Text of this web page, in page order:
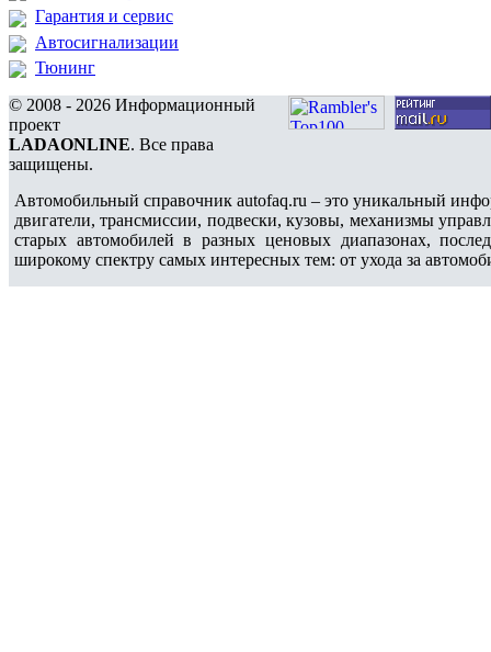
Гарантия и сервис
Автосигнализации
Тюнинг
© 2008 - 2026 Информационный
проект
LADAONLINE. Все права
защищены.
Автомобильный справочник autofaq.ru – это уникальный
двигатели, трансмиссии, подвески, кузовы, механизмы
старых автомобилей в разных ценовых диапазонах,
широкому спектру самых интересных тем: от ухода за